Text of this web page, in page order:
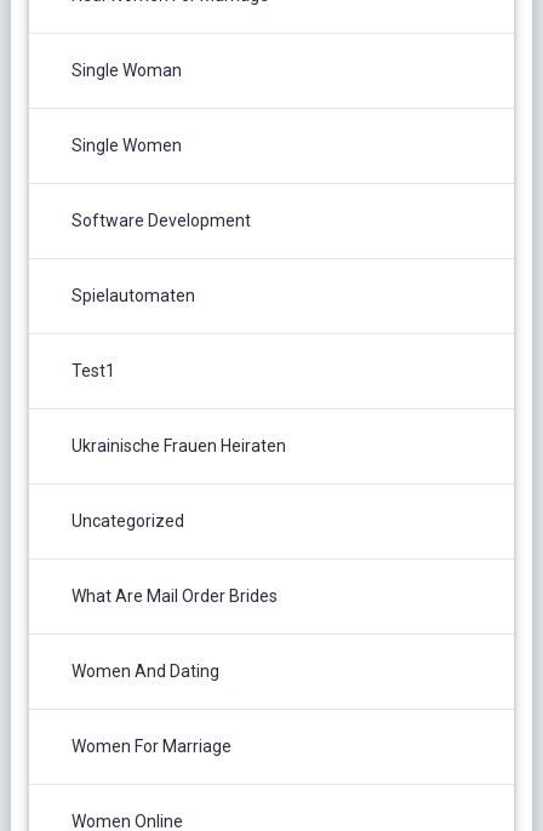
Single Woman
Single Women
Software Development
Spielautomaten
Test1
Ukrainische Frauen Heiraten
Uncategorized
What Are Mail Order Brides
Women And Dating
Women For Marriage
Women Online